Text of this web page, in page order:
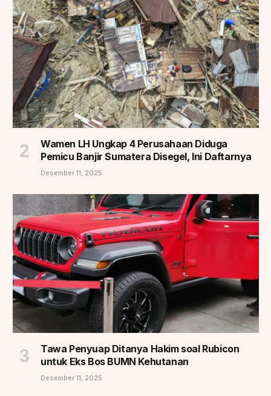
Wamen LH Ungkap 4 Perusahaan Diduga
Pemicu Banjir Sumatera Disegel, Ini Daftarnya
Desember 11, 2025
Tawa Penyuap Ditanya Hakim soal Rubicon
untuk Eks Bos BUMN Kehutanan
Desember 11, 2025